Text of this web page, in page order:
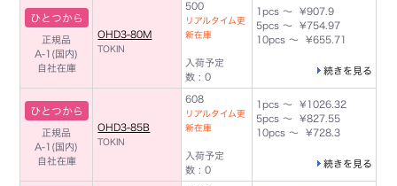
ひとつから
正規品
A-1(国内)
自社在庫
OHD3-80M
TOKIN
500
リアルタイム更
新在庫
入荷予定
数 : 0
1pcs ～ ¥907.9
5pcs ～ ¥754.97
10pcs ～ ¥655.71
続きを見る
ひとつから
正規品
A-1(国内)
自社在庫
OHD3-85B
TOKIN
608
リアルタイム更
新在庫
入荷予定
数 : 0
1pcs ～ ¥1026.32
5pcs ～ ¥827.55
10pcs ～ ¥728.3
続きを見る